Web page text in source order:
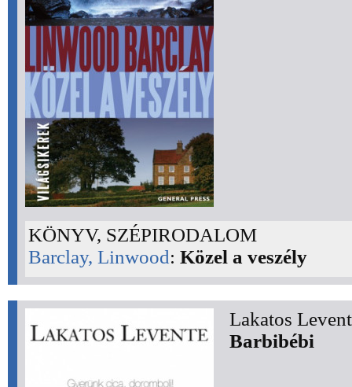
KÖNYV, SZÉPIRODALOM
Barclay, Linwood: Közel a veszély
Lakatos
Barbibébi